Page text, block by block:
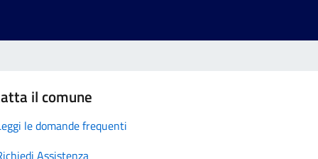
il comune
le domande frequenti
Assistenza